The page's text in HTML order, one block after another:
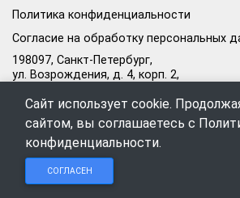
Политика конфиденциальности
Согласие на обработку персональных
198097, Санкт-Петербург,
ул. Возрождения, д. 4, корп. 2,
Режим работы офиса:
Пн–Пт: 09:00–18:00
+7 (812) 309-98-44
Сайт использует cookie.
сайтом, вы соглашаетесь с
конфиденциальности.
СОГЛАСЕН